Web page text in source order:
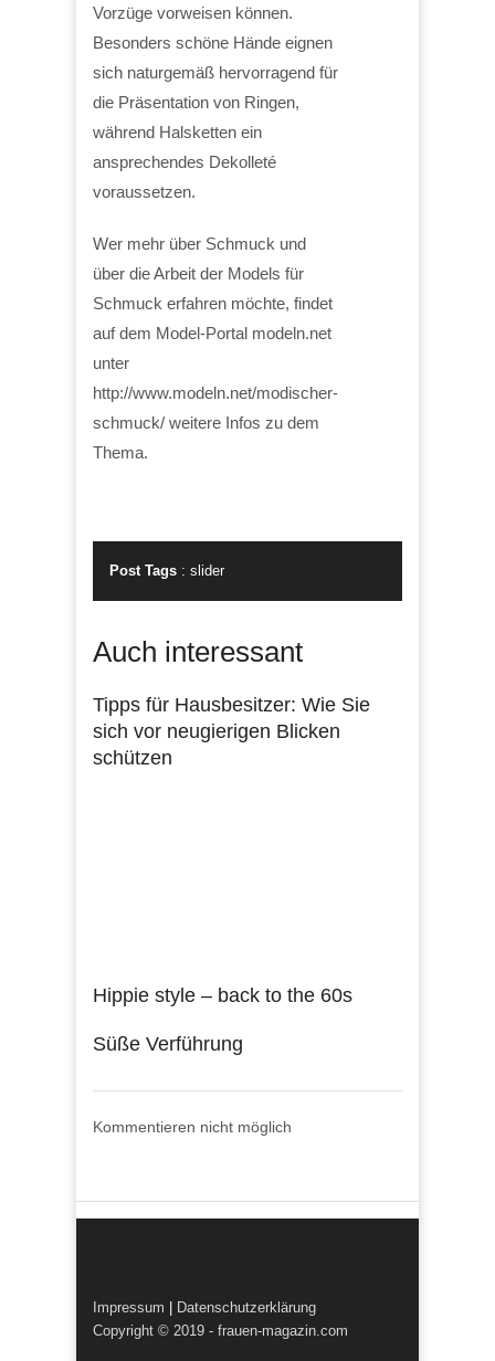
Vorzüge vorweisen können.
Besonders schöne Hände eignen
sich naturgemäß hervorragend für
die Präsentation von Ringen,
während Halsketten ein
ansprechendes Dekolleté
voraussetzen.
Wer mehr über Schmuck und
über die Arbeit der Models für
Schmuck erfahren möchte, findet
auf dem Model-Portal modeln.net
unter
http://www.modeln.net/modischer-
schmuck/ weitere Infos zu dem
Thema.
Post Tags : slider
Auch interessant
Tipps für Hausbesitzer: Wie Sie
sich vor neugierigen Blicken
schützen
Hippie style – back to the 60s
Süße Verführung
Kommentieren nicht möglich
Impressum
Datenschutzerklärung
Copyright © 2019 - frauen-magazin.com